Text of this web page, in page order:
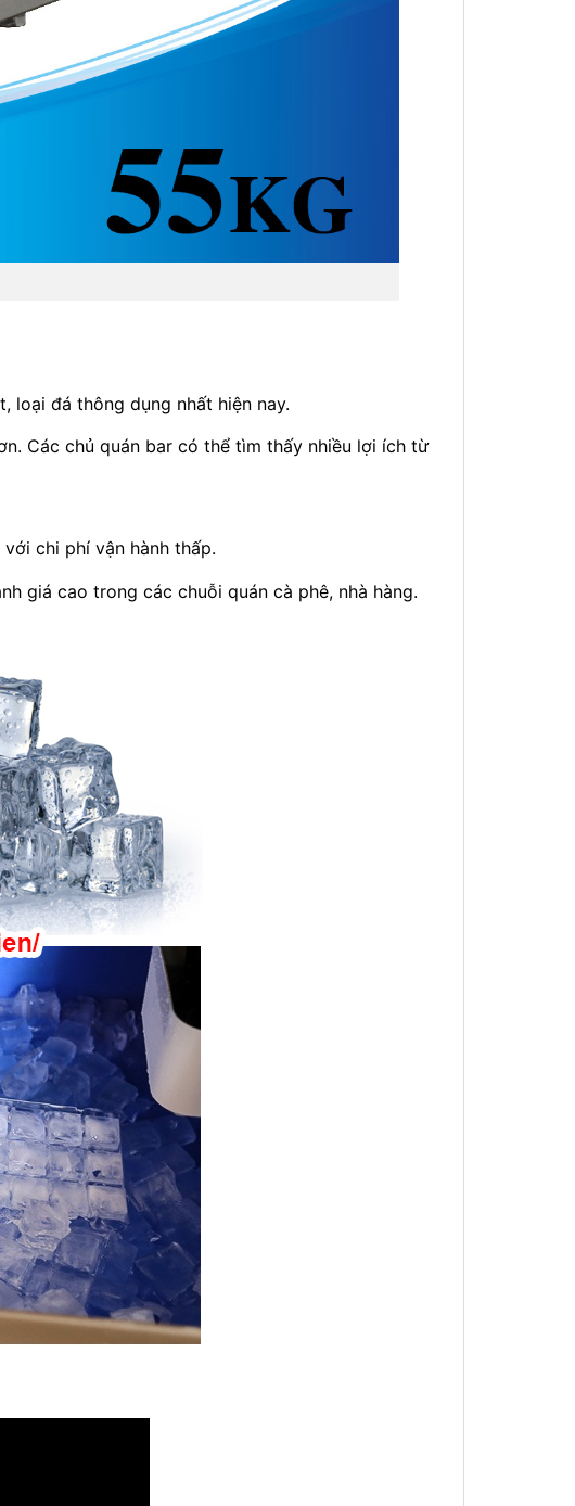
loại đá thông dụng nhất hiện nay.
Các chủ quán bar có thể tìm thấy nhiều lợi ích từ
chi phí vận hành thấp.
giá cao trong các chuỗi quán cà phê, nhà hàng.